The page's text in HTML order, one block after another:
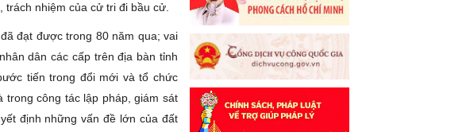
nhiệm của cử tri đi bầu cử.
đạt được trong 80 năm qua; vai
dân các cấp trên địa bàn tỉnh
tiến trong đổi mới và tổ chức
trong công tác lập pháp, giám sát
định những vấn đề lớn của đất